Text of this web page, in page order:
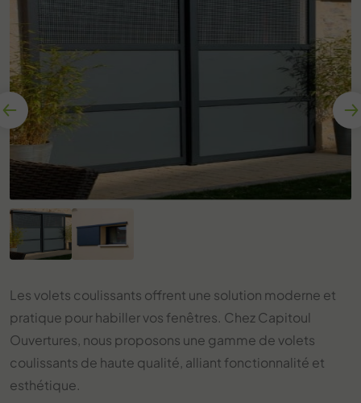
Les volets coulissants offrent une solution moderne et
pratique pour habiller vos fenêtres. Chez Capitoul
Ouvertures, nous proposons une gamme de volets
coulissants de haute qualité, alliant fonctionnalité et
esthétique.